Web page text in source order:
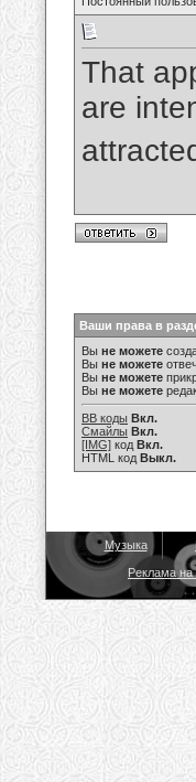
That
are
Ваши права в
Вы не можете
Вы не можете
Вы не можете
Вы не можете
BB коды Вкл.
Смайлы Вкл.
[IMG] код Вкл.
HTML код Выкл.
Музыка
Реклама на